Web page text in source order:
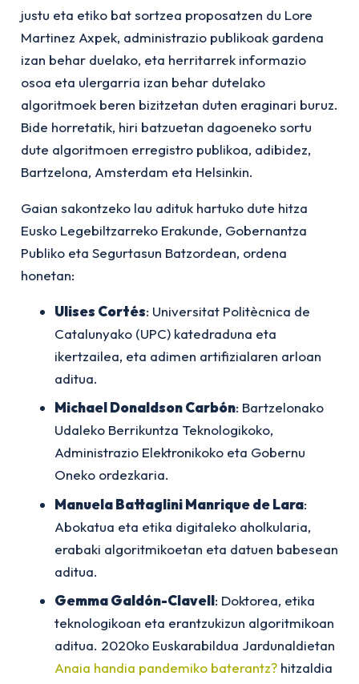
justu eta etiko bat sortzea proposatzen du Lore
Martinez Axpek, administrazio publikoak gardena
izan behar duelako, eta herritarrek informazio
osoa eta ulergarria izan behar dutelako
algoritmoek beren bizitzetan duten eraginari buruz.
Bide horretatik, hiri batzuetan dagoeneko sortu
dute algoritmoen erregistro publikoa, adibidez,
Bartzelona, Amsterdam eta Helsinkin.
Gaian sakontzeko lau adituk hartuko dute hitza
Eusko Legebiltzarreko Erakunde, Gobernantza
Publiko eta Segurtasun Batzordean, ordena
honetan:
Ulises Cortés: Universitat Politècnica de
Catalunyako (UPC) katedraduna eta
ikertzailea, eta adimen artifizialaren arloan
aditua.
Michael Donaldson Carbón: Bartzelonako
Udaleko Berrikuntza Teknologikoko,
Administrazio Elektronikoko eta Gobernu
Oneko ordezkaria.
Manuela Battaglini Manrique de Lara:
Abokatua eta etika digitaleko aholkularia,
erabaki algoritmikoetan eta datuen babesean
aditua.
Gemma Galdón-Clavell: Doktorea, etika
teknologikoan eta erantzukizun algoritmikoan
aditua. 2020ko Euskarabildua Jardunaldietan
Anaia handia pandemiko baterantz? hitzaldia